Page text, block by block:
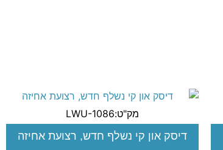
מק"ט:LWU-1086
דיסק און קי נשלף חדש, רצועת אחיזה